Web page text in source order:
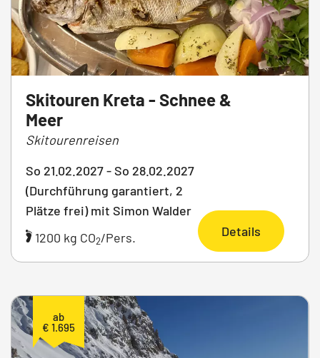
Skitouren Kreta - Schnee &
Meer
Skitourenreisen
So 21.02.2027 - So 28.02.2027
(Durchführung garantiert, 2
Plätze frei) mit Simon Walder
1200 kg CO2/Pers. Details
ab
€ 1.695